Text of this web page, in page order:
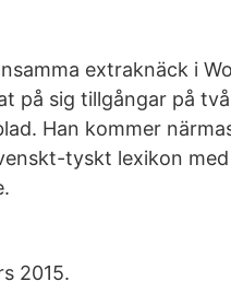
extraknäck i
på sig tillgångar på
Han kommer
tyskt lexikon
2015.